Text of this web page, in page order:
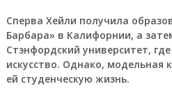
Сперва Хейли получила
Барбара» в Калифорнии, а
Стэнфордский университет,
искусство. Однако, модельная
ей студенческую жизнь.